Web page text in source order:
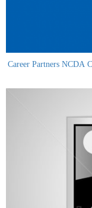
Career Partners NCDA